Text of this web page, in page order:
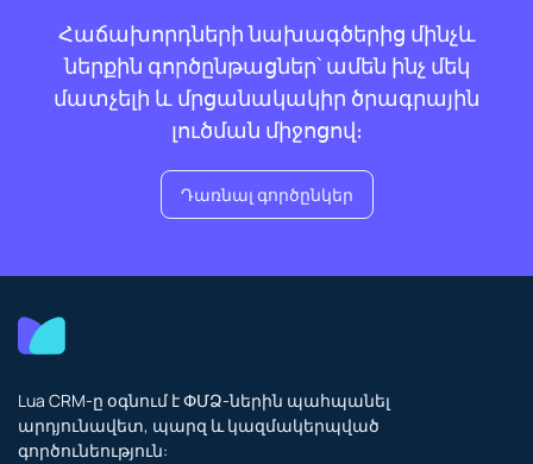
Հաճախորդների նախագծերից մինչև
ներքին գործընթացներ՝ ամեն ինչ մեկ
մատչելի և մրցանակակիր ծրագրային
լուծման միջոցով։
Դառնալ գործընկեր
Lua CRM-ը օգնում է ՓՄՁ-ներին պահպանել
արդյունավետ, պարզ և կազմակերպված
գործունեություն: